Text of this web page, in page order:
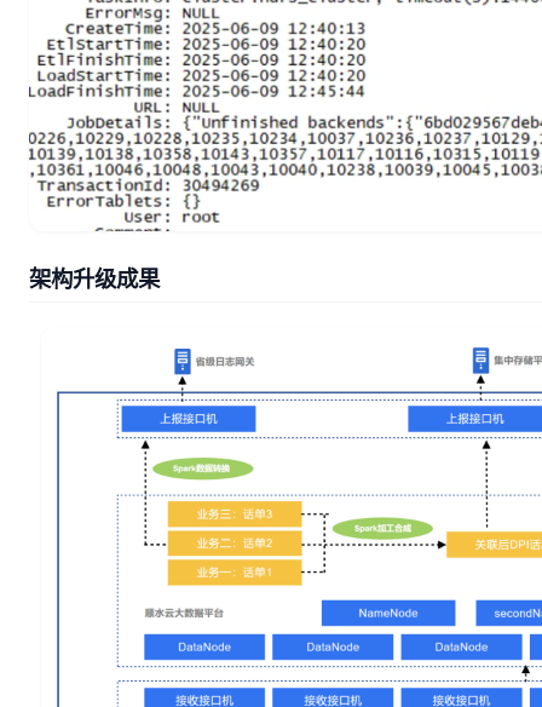
架构升级成果